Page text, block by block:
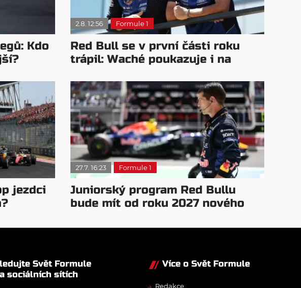
Kdo
2.8. 12:56 Formule 1
Red Bull se v první části roku
trápil: Waché poukazuje i na
jezdci
27.7. 16:23 Formule 1
Juniorský program Red Bullu
bude mít od roku 2027 nového
Svět Formule
sociálních sítích
Více o Svět Formule
Redakce